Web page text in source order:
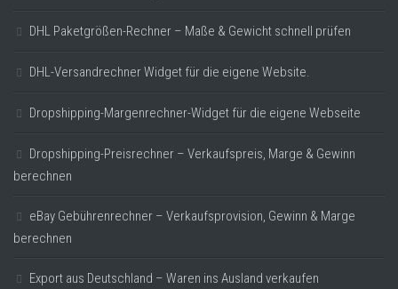
DHL Paketgrößen-Rechner – Maße & Gewicht schnell prüfen
DHL-Versandrechner Widget für die eigene Website.
Dropshipping-Margenrechner-Widget für die eigene Webseite
Dropshipping-Preisrechner – Verkaufspreis, Marge & Gewinn
berechnen
eBay Gebührenrechner – Verkaufsprovision, Gewinn & Marge
berechnen
Export aus Deutschland – Waren ins Ausland verkaufen